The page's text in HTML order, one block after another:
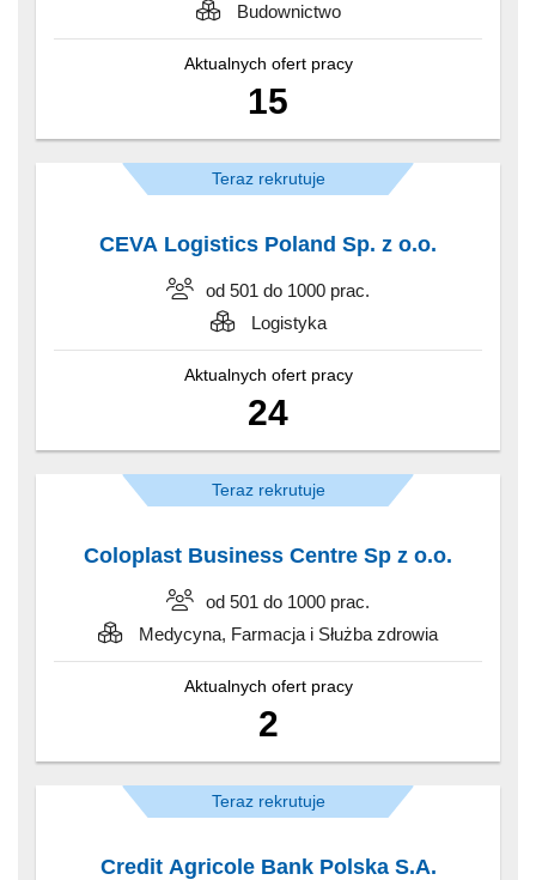
Budownictwo
Aktualnych ofert pracy
15
Teraz rekrutuje
CEVA Logistics Poland Sp. z o.o.
od 501 do 1000 prac.
Logistyka
Aktualnych ofert pracy
24
Teraz rekrutuje
Coloplast Business Centre Sp z o.o.
od 501 do 1000 prac.
Medycyna, Farmacja i Służba zdrowia
Aktualnych ofert pracy
2
Teraz rekrutuje
Credit Agricole Bank Polska S.A.